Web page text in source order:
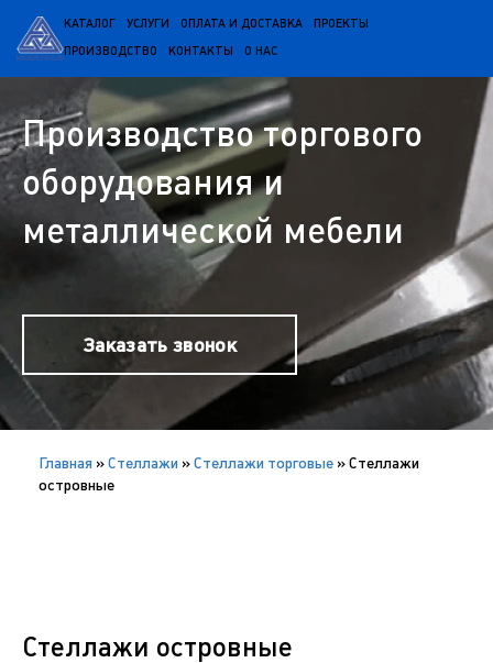
КАТАЛОГ УСЛУГИ ОПЛАТА И ДОСТАВКА ПРОЕКТЫ
ПРОИЗВОДСТВО КОНТАКТЫ О НАС
Производство торгового
оборудования и
металлической мебели
Заказать звонок
Главная »Cтеллажи »Стеллажи торговые »Стеллажи
островные
Стеллажи островные